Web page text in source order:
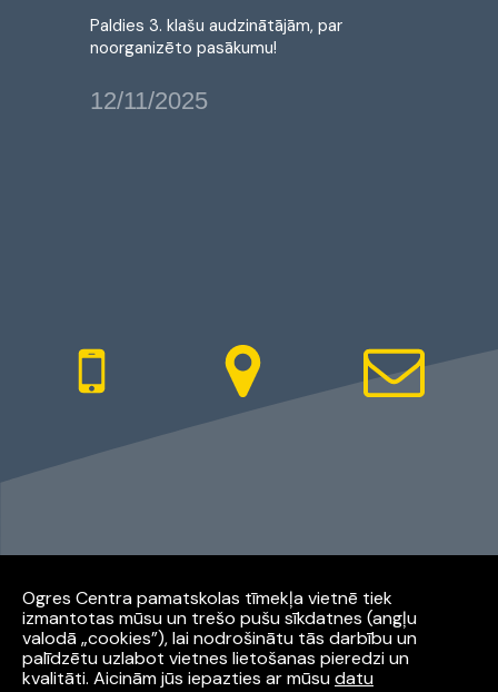
Paldies 3. klašu audzinātājām, par
noorganizēto pasākumu!
12/11/2025
Facebook Youtube Instagram
Ogres Centra pamatskolas tīmekļa vietnē tiek
izmantotas mūsu un trešo pušu sīkdatnes (angļu
valodā „cookies”), lai nodrošinātu tās darbību un
palīdzētu uzlabot vietnes lietošanas pieredzi un
kvalitāti. Aicinām jūs iepazties ar mūsudatu